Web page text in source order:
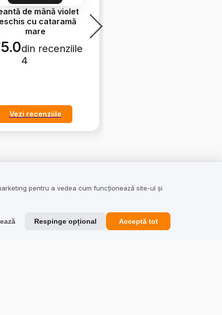
de mână violet
cu cataramă
mare
5.0din recenziile
4
Vezi recenziile
pentru a vedea cum funcționează site-ul și
Respinge opțional Acceptă tot